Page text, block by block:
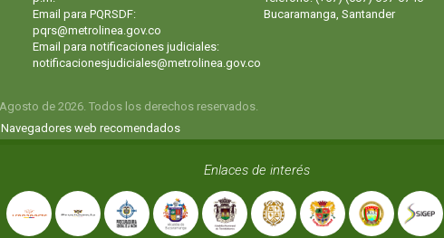
Email para PQRSDF:
pqrs@metrolinea.gov.co
Email para notificaciones judiciales:
notificacionesjudiciales@metrolinea.gov.co
Bucaramanga, Santander
de 2026. Todos los derechos reservados.
Navegadores web recomendados
Enlaces de interés